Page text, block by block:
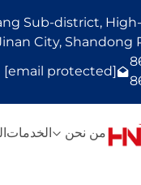
Sub-district,
City, Shandong
[email protected]
من نحن الخدمات